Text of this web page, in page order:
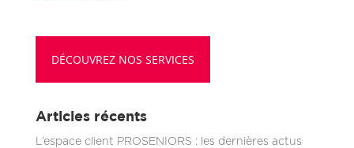
DÉCOUVREZ NOS SERVICES
Articles récents
L’espace client PROSENIORS : les dernières actus